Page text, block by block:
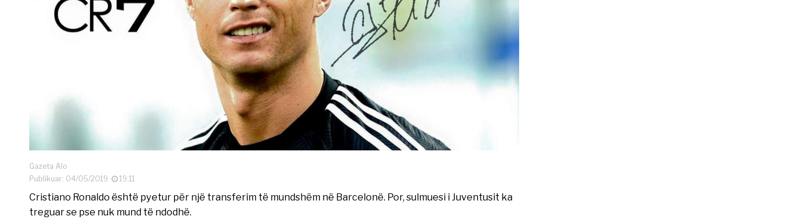
Gazeta Alo
Publikuar: 04/05/2019
19:11
Cristiano Ronaldo është pyetur për një transferim të mundshëm në Barcelonë. Por, sulmuesi i Juventusit ka
treguar se pse nuk mund të ndodhë.